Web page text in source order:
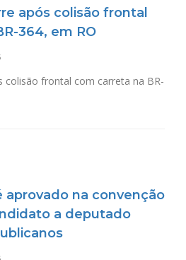
após colisão frontal
364, em RO
frontal com carreta na BR-
aprovado na convenção
a deputado